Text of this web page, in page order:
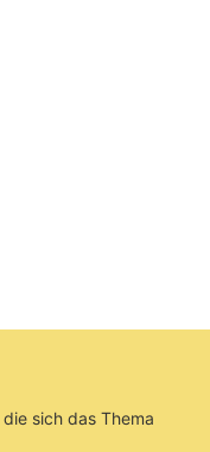
sich das Thema